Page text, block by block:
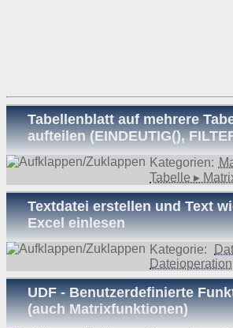
Tabellenblatt auf mehrere
aufteilen (EINDEUTIG(),
Kategorien:
Tabelle ▸
Textdatei erstellen und Text
Excel einlesen
Kategorie:
Dateioperation
UDF - Benutzerdefinierte
(auch Matrixfunktionen)